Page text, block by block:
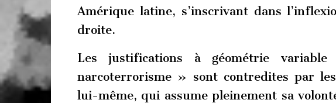
Amérique latine, s’inscrivant dans
droite.
Les justifications à géométrie
narcoterrorisme » sont contredites par
lui-même, qui assume pleinement sa